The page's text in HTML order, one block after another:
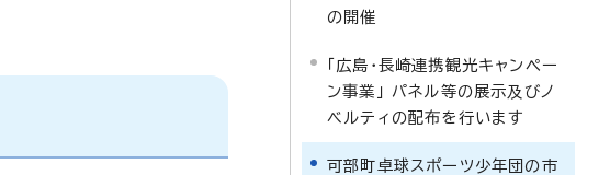
の開催
「広島・長崎連携観光キャンペー
ン事業」 パネル等の展示及びノ
ベルティの配布を行います
可部町卓球スポーツ少年団の市